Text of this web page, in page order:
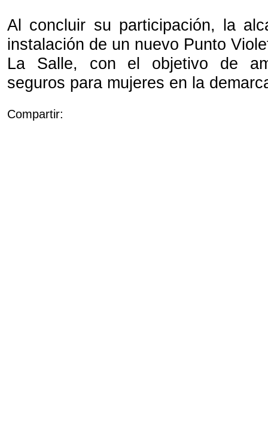
Al concluir su participación, la
instalación de un nuevo Punto
La Salle, con el objetivo de
seguros para mujeres en la
Compartir: